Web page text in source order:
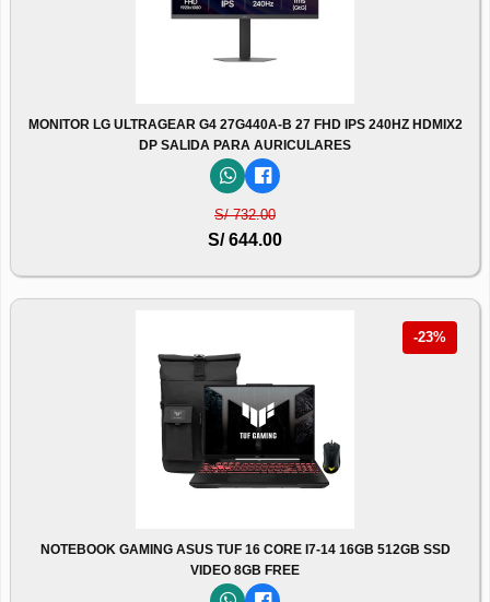
MONITOR LG ULTRAGEAR G4 27G440A-B 27 FHD IPS 240HZ HDMIX2
DP SALIDA PARA AURICULARES
S/ 732.00
S/ 644.00
-23%
NOTEBOOK GAMING ASUS TUF 16 CORE I7-14 16GB 512GB SSD
VIDEO 8GB FREE